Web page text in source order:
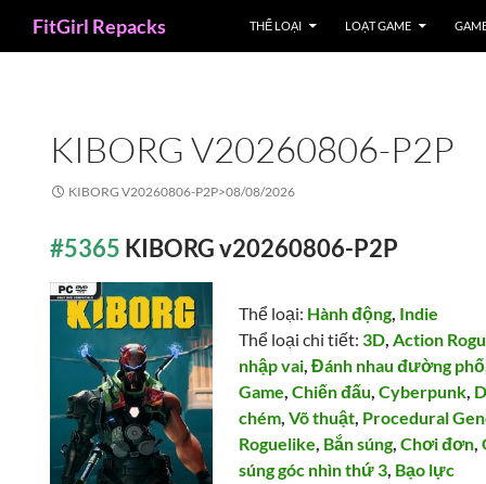
FitGirl Repacks THỂ LOẠI LOẠT GAME
KIBORG V20260806-P2P
KIBORG V20260806-P2P>08/08/2026
#5365 KIBORG v20260806-P2P
Thể loại: Hành động, Indie
Thể loại chi tiết: 3D,Action
nhập vai,Đánh nhau đường phố
Game,Chiến đấu,Cyberpunk,
chém,Võ thuật, Procedural
Roguelike, Bắn súng,Chơi đơn,
súng góc nhìn thứ 3, Bạo lực